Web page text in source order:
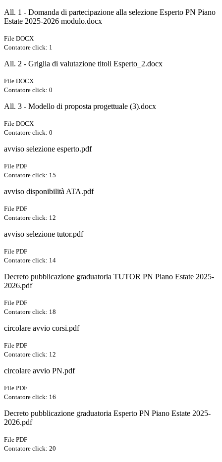
All. 1 - Domanda di partecipazione alla selezione Esperto PN Piano
Estate 2025-2026 modulo.docx
File DOCX
Contatore click: 1
All. 2 - Griglia di valutazione titoli Esperto_2.docx
File DOCX
Contatore click: 0
All. 3 - Modello di proposta progettuale (3).docx
File DOCX
Contatore click: 0
avviso selezione esperto.pdf
File PDF
Contatore click: 15
avviso disponibilità ATA.pdf
File PDF
Contatore click: 12
avviso selezione tutor.pdf
File PDF
Contatore click: 14
Decreto pubblicazione graduatoria TUTOR PN Piano Estate 2025-
2026.pdf
File PDF
Contatore click: 18
circolare avvio corsi.pdf
File PDF
Contatore click: 12
circolare avvio PN.pdf
File PDF
Contatore click: 16
Decreto pubblicazione graduatoria Esperto PN Piano Estate 2025-
2026.pdf
File PDF
Contatore click: 20